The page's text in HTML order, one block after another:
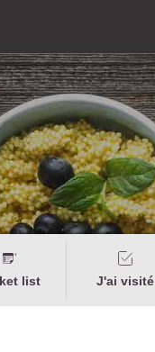
list J'ai visité